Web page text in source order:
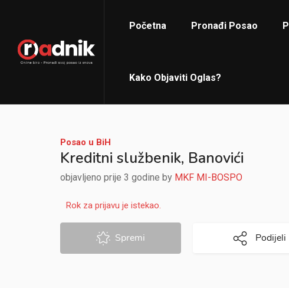
Početna Pronađi Posao
Kako Objaviti Oglas?
Posao u BiH
Kreditni službenik, Banovići
objavljeno prije 3 godine by MKF MI-BOSPO
Rok za prijavu je istekao.
Spremi Podijeli